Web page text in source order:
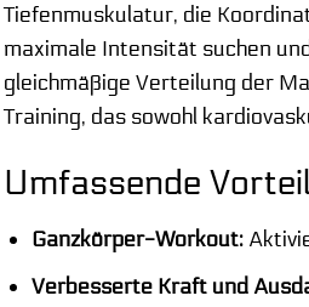
Tiefenmuskulatur, die
maximale Intensität suchen
gleichmäßige Verteilung der
Training, das sowohl
Umfassende
Ganzkörper-Workout:
Verbesserte Kraft und